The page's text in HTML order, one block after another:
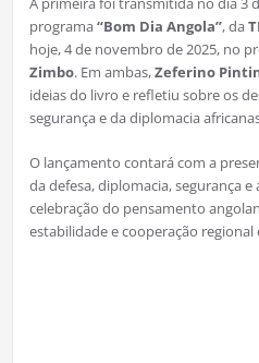
programa“Bom Dia Angola”, da
hoje, 4 de novembro de 2025, no
Zimbo. Em ambas,Zeferino
ideias do livro e refletiu sobre os
segurança e da diplomacia
O lançamento contará com a
da defesa, diplomacia, segurança
celebração do pensamento
estabilidade e cooperação regional